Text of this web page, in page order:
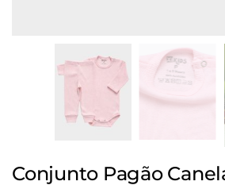
Conjunto Pagão